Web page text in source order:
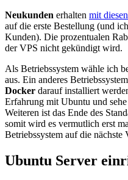
Neukunden erhalten mit
auf die erste Bestellung (und
Kunden). Die prozentualen
der VPS nicht gekündigt wird.
Als Betriebssystem wähle ich
aus. Ein anderes
Docker darauf installiert
Erfahrung mit Ubuntu und
Weiteren ist das Ende des
somit wird es vermutlich erst
Betriebssystem auf die nächste
Ubuntu Server